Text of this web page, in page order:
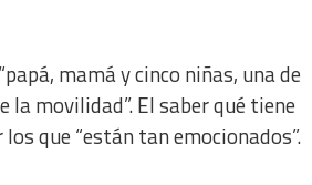
mamá y cinco niñas, una de
la movilidad”. El saber qué tiene
que “están tan emocionados”.